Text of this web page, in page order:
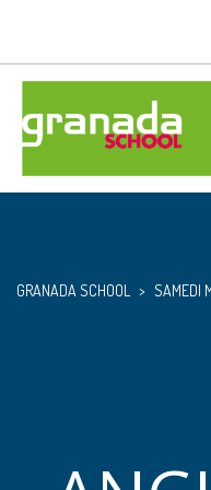
GRANADA SCHOOL > SAMEDI